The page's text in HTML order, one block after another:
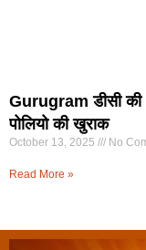
Gurugram डीसी की
पोलियो की खुराक
October 13, 2025 No
Read More »